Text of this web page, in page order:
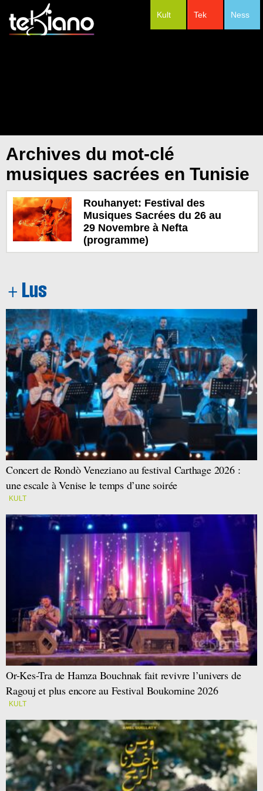
Ness
Tek
Kult
Archives du mot-clé
musiques sacrées en Tunisie
Rouhanyet: Festival des
Musiques Sacrées du 26 au
29 Novembre à Nefta
(programme)
Concert de Rondò Veneziano au festival Carthage 2026 :
une escale à Venise le temps d’une soirée
KULT
Or-Kes-Tra de Hamza Bouchnak fait revivre l’univers de
Ragouj et plus encore au Festival Boukornine 2026
KULT